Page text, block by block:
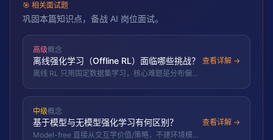
🎯 相关面试题
巩固本篇知识点，备战 AI 岗位面试。
高级概念
离线强化学习（Offline RL）面临哪些挑战？
离线 RL 只用固定数据集学习，核心难题是分布偏移
查看详解 →
中级概念
基于模型与无模型强化学习有何区别？
Model-free 直接从交互学价值/策略，不建环境模型
查看详解 →